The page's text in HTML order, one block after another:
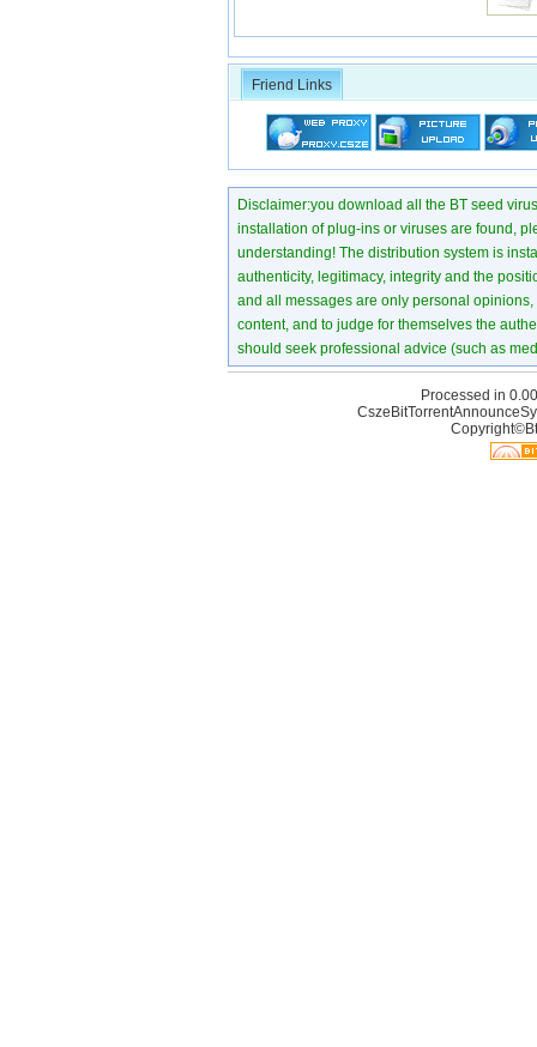
Friend Links
Disclaimer:you download all the BT seed
installation of plug-ins or viruses are found,
understanding! The distribution system is
authenticity, legitimacy, integrity and the
and all messages are only personal
content, and to judge for themselves the
should seek professional advice (such as
Processed in